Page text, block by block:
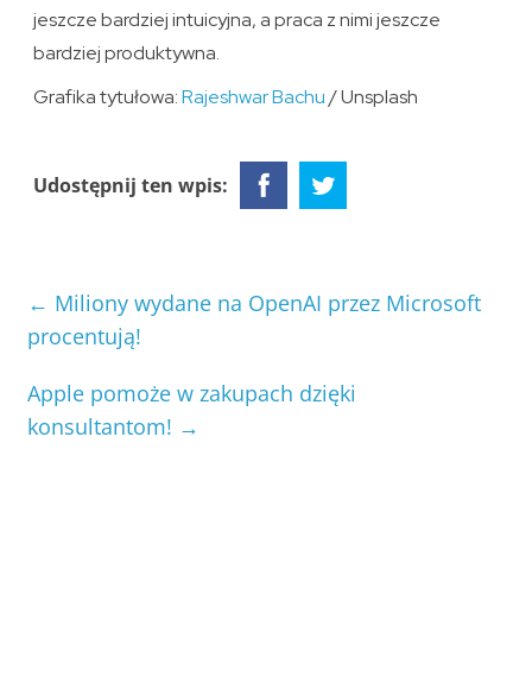
jeszcze bardziej intuicyjna, a praca z nimi jeszcze
bardziej produktywna.
Grafika tytułowa:Rajeshwar Bachu/ Unsplash
Udostępnij ten wpis:
← Miliony wydane na OpenAI przez Microsoft
procentują!
Apple pomoże w zakupach dzięki
konsultantom! →